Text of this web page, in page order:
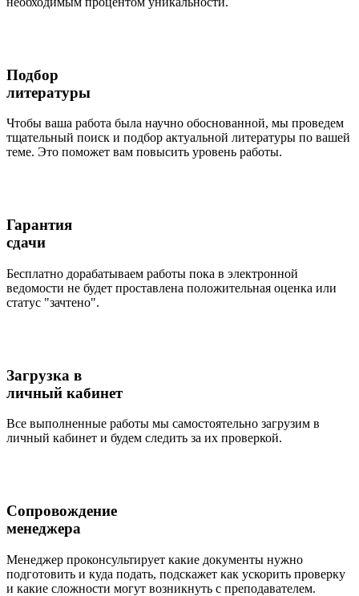
Подбор
литературы
Чтобы ваша работа была научно обоснованной, мы проведем
тщательный поиск и подбор актуальной литературы по вашей
теме. Это поможет вам повысить уровень работы.
Гарантия
сдачи
Бесплатно дорабатываем работы пока в электронной
ведомости не будет проставлена положительная оценка или
статус "зачтено".
Загрузка в
личный кабинет
Все выполненные работы мы самостоятельно загрузим в
личный кабинет и будем следить за их проверкой.
Сопровождение
менеджера
Менеджер проконсультирует какие документы нужно
подготовить и куда подать, подскажет как ускорить проверку
и какие сложности могут возникнуть с преподавателем.